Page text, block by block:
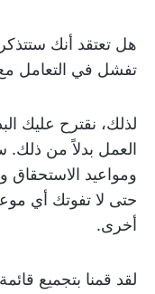
هل تعتقد أنك
تفشل في التعامل
لذلك، نقترح عليك
العمل بدلاً من
ومواعيد الاستحقاق
حتى لا تفوتك أي
أخرى.
لقد قمنا بتجميع